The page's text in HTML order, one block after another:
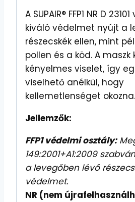
A SUPAIR® FFP1 NR D
kiváló védelmet nyújt a
részecskék ellen, mint
pollen és a köd. A maszk
kényelmes viselet, így
viselhető anélkül, hogy
kellemetlenséget okozna.
Jellemzők:
FFP1 védelmi osztály:
149:2001+A1:2009
a levegőben lévő
védelmet.
NR (nem